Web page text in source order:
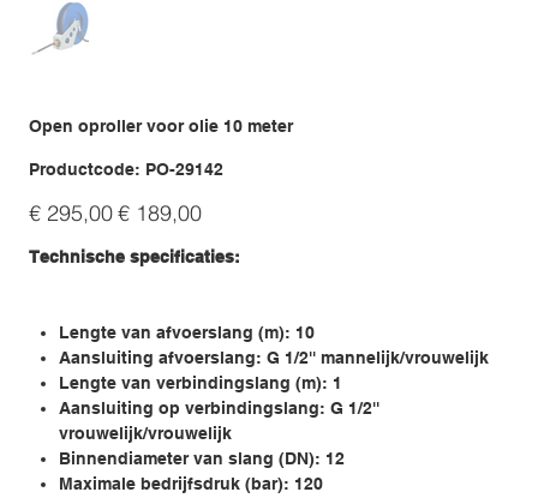
Open oproller voor olie 10 meter
Productcode: Productcode
PO-
PO-29142
Originele
prijs
€ 295,00 Verkoopprijs
€ 189,00
Technische specificaties:
Lengte van afvoerslang (m): 10
Aansluiting afvoerslang: G 1/2'' mannelijk/vrouwelijk
Lengte van verbindingslang (m): 1
Aansluiting op verbindingslang: G 1/2''
vrouwelijk/vrouwelijk
Binnendiameter van slang (DN): 12
Maximale bedrijfsdruk (bar): 120